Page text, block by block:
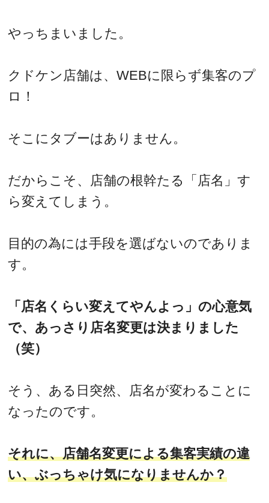
やっちまいました。
クドケン店舗は、WEBに限らず集客のプ
ロ！
そこにタブーはありません。
だからこそ、店舗の根幹たる「店名」す
ら変えてしまう。
目的の為には手段を選ばないのでありま
す。
「店名くらい変えてやんよっ」の心意気
で、あっさり店名変更は決まりました
（笑）
そう、ある日突然、店名が変わることに
なったのです。
それに、店舗名変更による集客実績の違
い、ぶっちゃけ気になりませんか？